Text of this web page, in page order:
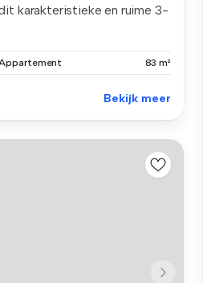
karakteristieke en ruime 3-
Appartement 83 m²
Bekijk meer